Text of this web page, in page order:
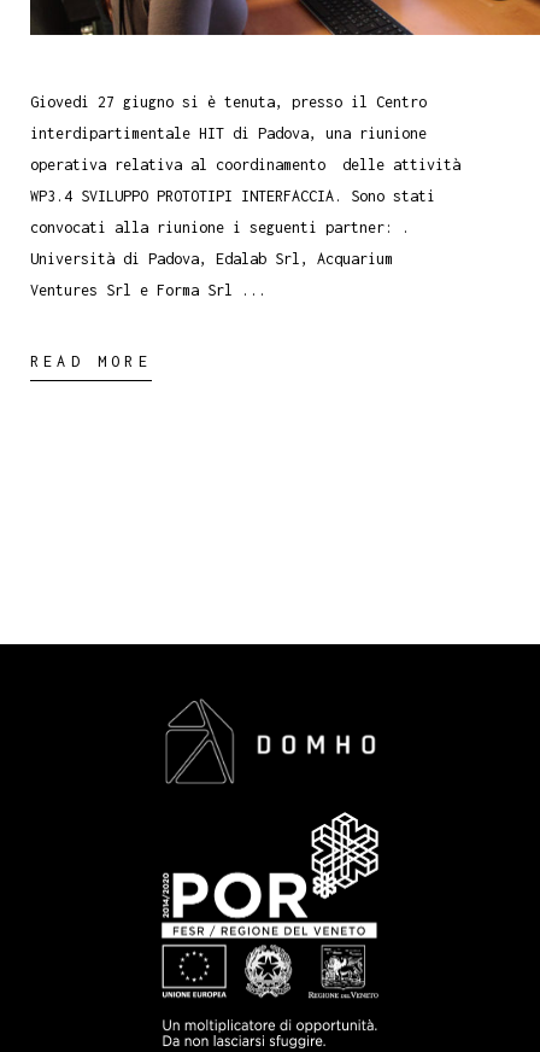
Giovedi 27 giugno si è tenuta, presso il Centro
interdipartimentale HIT di Padova, una riunione
operativa relativa al coordinamento delle attività
WP3.4 SVILUPPO PROTOTIPI INTERFACCIA. Sono stati
convocati alla riunione i seguenti partner: .
Università di Padova, Edalab Srl, Acquarium
Ventures Srl e Forma Srl
READ MORE